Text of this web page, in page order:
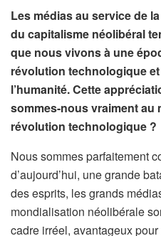
Les médias au service de
du capitalisme néolibéral
que nous vivons à une
révolution technologique
l’humanité. Cette
sommes-nous vraiment au
révolution technologique ?
Nous sommes parfaitement
d’aujourd’hui, une grande
des esprits, les grands
mondialisation néolibérale
cadre irréel, avantageux